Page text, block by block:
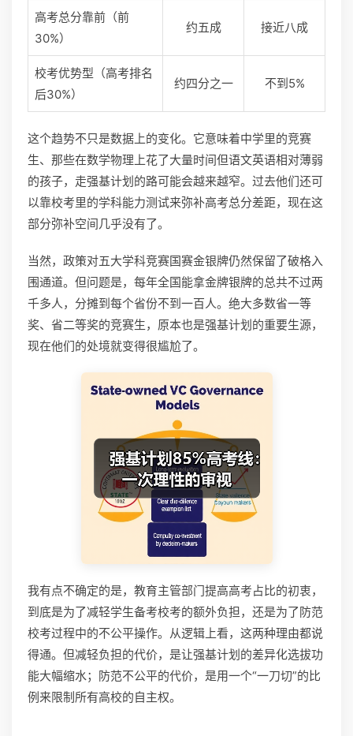
高考总分靠前（前
30%）
约五成 接近八成
校考优势型（高考排名
后30%）
约四分之一 不到5%
这个趋势不只是数据上的变化。它意味着中学里的竞赛
生、那些在数学物理上花了大量时间但语文英语相对薄弱
的孩子，走强基计划的路可能会越来越窄。过去他们还可
以靠校考里的学科能力测试来弥补高考总分差距，现在这
部分弥补空间几乎没有了。
当然，政策对五大学科竞赛国赛金银牌仍然保留了破格入
围通道。但问题是，每年全国能拿金牌银牌的总共不过两
千多人，分摊到每个省份不到一百人。绝大多数省一等
奖、省二等奖的竞赛生，原本也是强基计划的重要生源，
现在他们的处境就变得很尴尬了。
我有点不确定的是，教育主管部门提高高考占比的初衷，
到底是为了减轻学生备考校考的额外负担，还是为了防范
校考过程中的不公平操作。从逻辑上看，这两种理由都说
得通。但减轻负担的代价，是让强基计划的差异化选拔功
能大幅缩水；防范不公平的代价，是用一个“一刀切”的比
例来限制所有高校的自主权。